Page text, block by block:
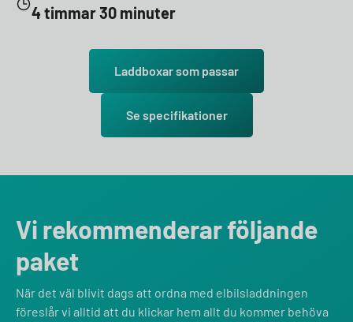
4 timmar 30 minuter
Laddboxar som passar
Se specifikationer
Vi rekommenderar följande
paket
När det väl blivit dags att ordna med elbilsladdningen
föreslår vi alltid att du klickar hem allt du kommer behöva